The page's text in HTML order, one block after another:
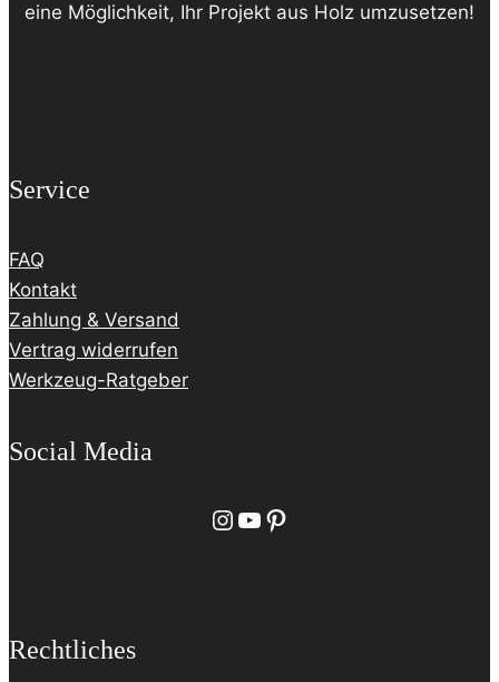
eine Möglichkeit, Ihr Projekt aus Holz umzusetzen!
Service
FAQ
Kontakt
Zahlung & Versand
Vertrag widerrufen
Werkzeug-Ratgeber
Social Media
Instagram
YouTube
Pinterest
Rechtliches